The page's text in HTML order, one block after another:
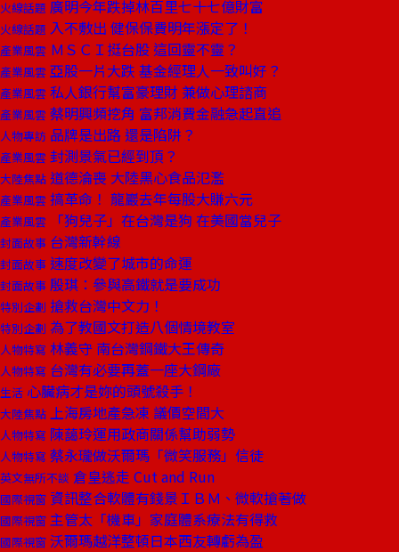
火線話題 廣明今年跌掉林百里七十七億財富
火線話題 入不敷出 健保保費明年漲定了！
產業風雲 ＭＳＣＩ挺台股 這回靈不靈？
產業風雲 亞股一片大跌 基金經理人一致叫好？
產業風雲 私人銀行幫富豪理財 兼做心理諮商
產業風雲 蔡明興頻挖角 富邦消費金融急起直追
人物專訪 品牌是出路 還是陷阱？
產業風雲 封測景氣已經到頂？
大陸焦點 道德淪喪 大陸黑心食品氾濫
產業風雲 搞革命！ 龍巖去年每股大賺六元
產業風雲 「狗兒子」在台灣是狗 在美國當兒子
封面故事 台灣新幹線
封面故事 速度改變了城市的命運
封面故事 殷琪：參與高鐵就是要成功
特別企劃 搶救台灣中文力！
特別企劃 為了教國文打造八個情境教室
人物特寫 林義守 南台灣鋼鐵大王傳奇
人物特寫 台灣有必要再蓋一座大鋼廠
生活 心臟病才是妳的頭號殺手！
大陸焦點 上海房地產急凍 議價空間大
人物特寫 陳藹玲運用政商關係幫助弱勢
人物特寫 蔡永瓏做沃爾瑪「微笑服務」信徒
英文無所不談 倉皇逃走 Cut and Run
國際視窗 資訊整合軟體有錢景ＩＢＭ、微軟搶著做
國際視窗 主管太「機車」家庭體系療法有得救
國際視窗 沃爾瑪越洋整頓日本西友轉虧為盈